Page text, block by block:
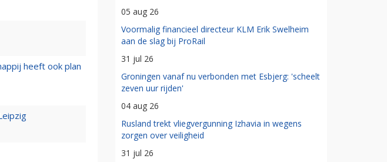
heeft ook plan
05 aug 26
Voormalig financieel directeur KLM Erik Swelheim
aan de slag bij ProRail
31 jul 26
Groningen vanaf nu verbonden met Esbjerg: 'scheelt
zeven uur rijden'
04 aug 26
Rusland trekt vliegvergunning Izhavia in wegens
zorgen over veiligheid
31 jul 26